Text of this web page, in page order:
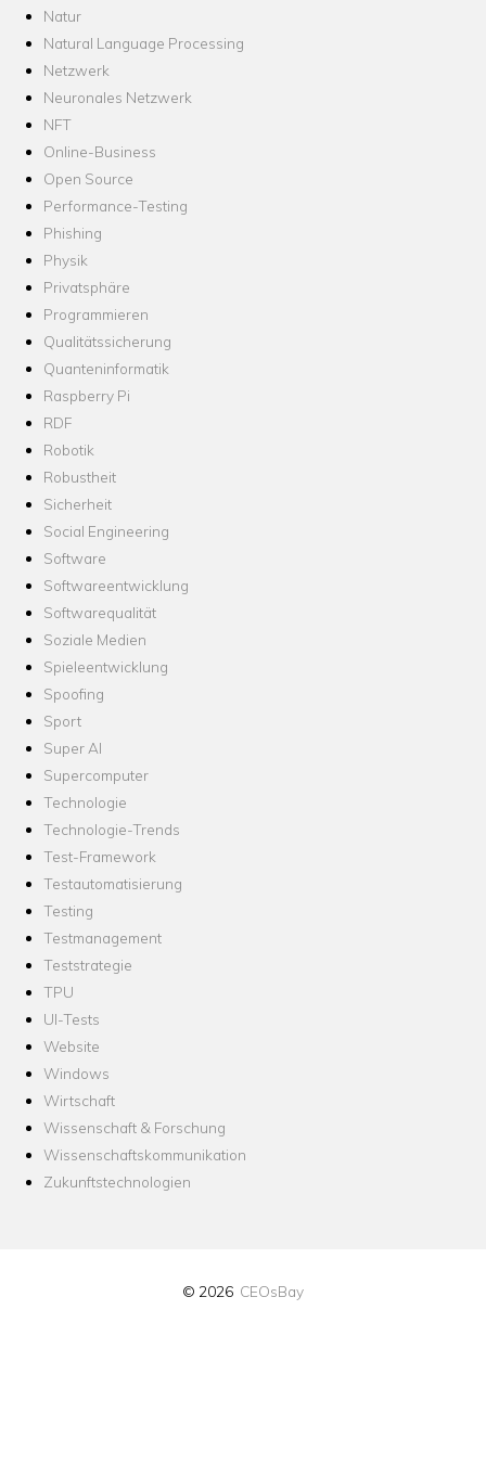
Natur
Natural Language Processing
Netzwerk
Neuronales Netzwerk
NFT
Online-Business
Open Source
Performance-Testing
Phishing
Physik
Privatsphäre
Programmieren
Qualitätssicherung
Quanteninformatik
Raspberry Pi
RDF
Robotik
Robustheit
Sicherheit
Social Engineering
Software
Softwareentwicklung
Softwarequalität
Soziale Medien
Spieleentwicklung
Spoofing
Sport
Super AI
Supercomputer
Technologie
Technologie-Trends
Test-Framework
Testautomatisierung
Testing
Testmanagement
Teststrategie
TPU
UI-Tests
Website
Windows
Wirtschaft
Wissenschaft & Forschung
Wissenschaftskommunikation
Zukunftstechnologien
© 2026 CEOsBay